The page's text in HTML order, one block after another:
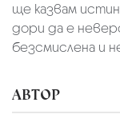
ще казвам
дори да е
безсмислена и
АВТОР